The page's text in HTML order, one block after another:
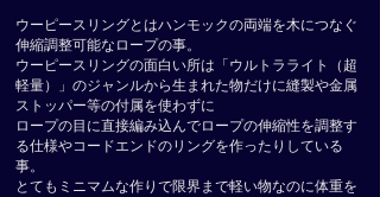
ウーピースリングとはハンモックの両端を木につなぐ
伸縮調整可能なロープの事。
​ウーピースリングの面白い所は「ウルトラライト（超
軽量）」のジャンルから生まれた物だけに縫製や金属
ストッパー等の付属を使わずに
ロープの目に直接編み込んでロープの伸縮性を調整す
る仕様やコードエンドのリングを作ったりしている
事。
とてもミニマムな作りで限界まで軽い物なのに体重を